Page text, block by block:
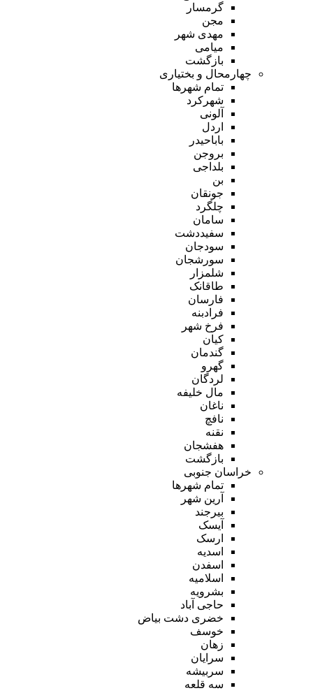
گرمسار
مجن
مهدی شهر
میامی
بازگشت
چهارمحال و بختیاری
تمام شهر‌ها
شهرکرد
آلونی
اردل
باباحیدر
بروجن
بلداجی
بن
جونقان
چلگرد
سامان
سفیددشت
سودجان
سورشجان
شلمزار
طاقانک
فارسان
فرادبنه
فرخ شهر
کیان
گندمان
گهرو
لردگان
مال خلیفه
ناغان
نافچ
نقنه
هفشجان
بازگشت
خراسان جنوبی
تمام شهر‌ها
آرین شهر
بیرجند
آیسک
ارسک
اسدیه
اسفدن
اسلامیه
بشرویه
حاجی آباد
خضری دشت بیاض
خوسف
زهان
سرایان
سربیشه
سه قلعه